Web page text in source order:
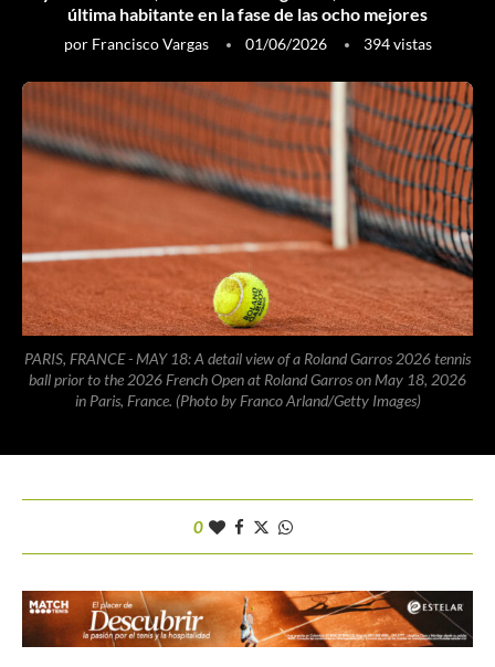
última habitante en la fase de las ocho mejores
por Francisco Vargas 01/06/2026 394vistas
PARIS, FRANCE - MAY 18: A detail view of a Roland Garros 2026 tennis
ball prior to the 2026 French Open at Roland Garros on May 18, 2026
in Paris, France. (Photo by Franco Arland/Getty Images)
0